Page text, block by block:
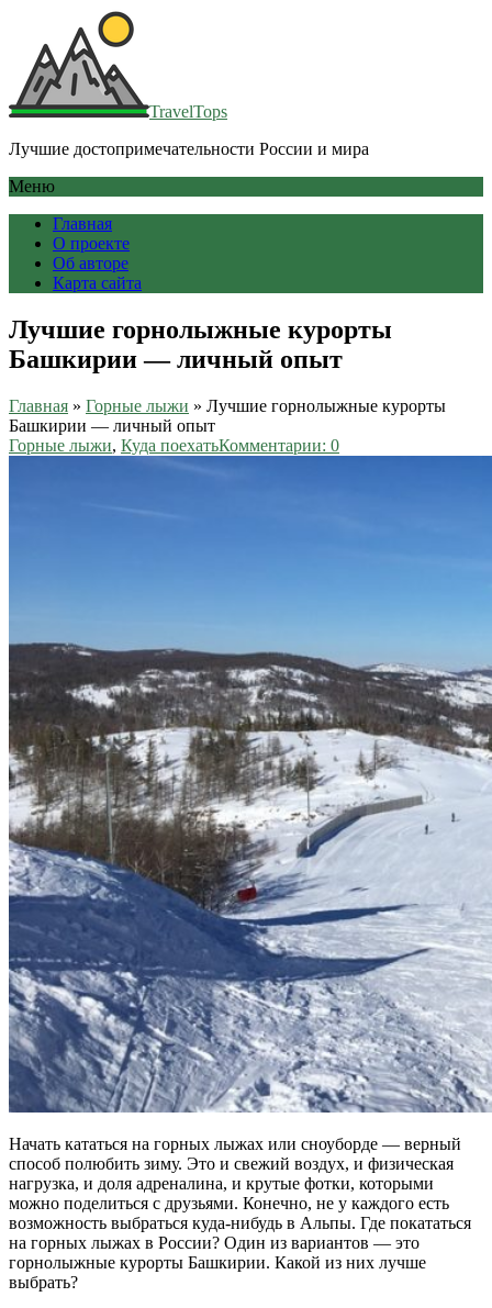
TravelTops
Лучшие достопримечательности России и мира
Меню
Главная
О проекте
Об авторе
Карта сайта
Лучшие горнолыжные курорты
Башкирии — личный опыт
Главная » Горные лыжи » Лучшие горнолыжные курорты
Башкирии — личный опыт
Горные лыжи, Куда поехатьКомментарии: 0
Начать кататься на горных лыжах или сноуборде — верный
способ полюбить зиму. Это и свежий воздух, и физическая
нагрузка, и доля адреналина, и крутые фотки, которыми
можно поделиться с друзьями. Конечно, не у каждого есть
возможность выбраться куда-нибудь в Альпы. Где покататься
на горных лыжах в России? Один из вариантов — это
горнолыжные курорты Башкирии. Какой из них лучше
выбрать?